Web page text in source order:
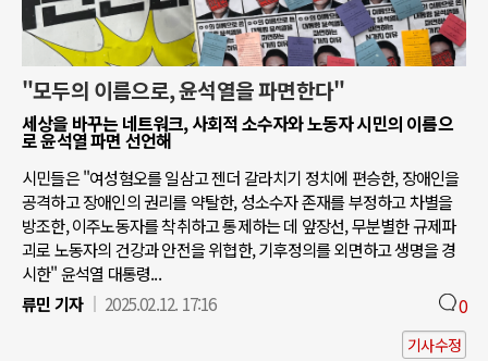
"모두의 이름으로, 윤석열을 파면한다"
세상을 바꾸는 네트워크, 사회적 소수자와 노동자 시민의 이름으
로 윤석열 파면 선언해
시민들은 "여성혐오를 일삼고 젠더 갈라치기 정치에 편승한, 장애인을
공격하고 장애인의 권리를 약탈한, 성소수자 존재를 부정하고 차별을
방조한, 이주노동자를 착취하고 통제하는 데 앞장선, 무분별한 규제파
괴로 노동자의 건강과 안전을 위협한, 기후정의를 외면하고 생명을 경
시한" 윤석열 대통령...
류민 기자
2025.02.12. 17:16 0
기사수정